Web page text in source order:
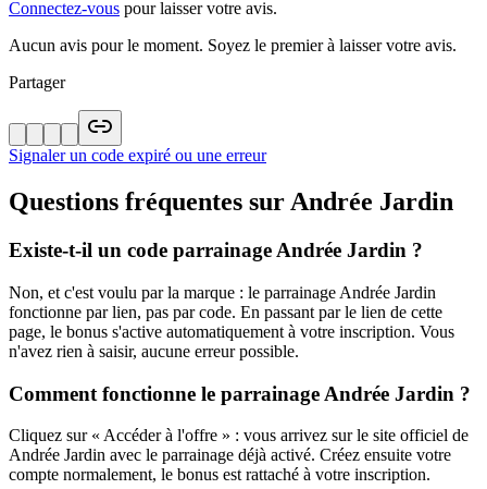
Connectez-vous pour laisser votre avis.
Aucun avis pour le moment. Soyez le premier à laisser votre avis.
Partager
Signaler un code expiré ou une erreur
Questions fréquentes sur Andrée Jardin
Existe-t-il un code parrainage Andrée Jardin ?
Non, et c'est voulu par la marque : le parrainage Andrée Jardin
fonctionne par lien, pas par code. En passant par le lien de cette
page, le bonus s'active automatiquement à votre inscription. Vous
n'avez rien à saisir, aucune erreur possible.
Comment fonctionne le parrainage Andrée Jardin ?
Cliquez sur « Accéder à l'offre » : vous arrivez sur le site officiel de
Andrée Jardin avec le parrainage déjà activé. Créez ensuite votre
compte normalement, le bonus est rattaché à votre inscription.